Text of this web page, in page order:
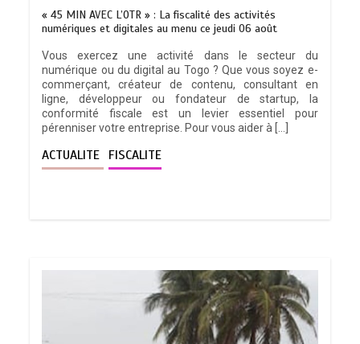
« 45 MIN AVEC L’OTR » : La fiscalité des activités
numériques et digitales au menu ce jeudi 06 août
Vous exercez une activité dans le secteur du
numérique ou du digital au Togo ? Que vous soyez e-
commerçant, créateur de contenu, consultant en
ligne, développeur ou fondateur de startup, la
conformité fiscale est un levier essentiel pour
pérenniser votre entreprise. Pour vous aider à […]
ACTUALITE FISCALITE